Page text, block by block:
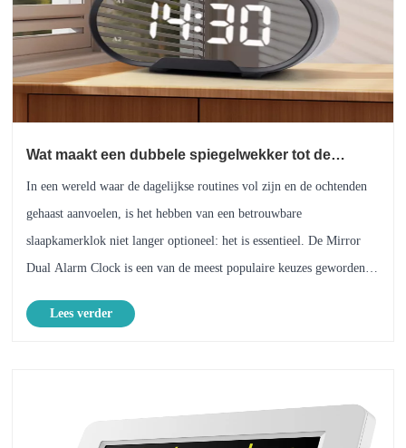
Wat maakt een dubbele spiegelwekker tot de
In een wereld waar de dagelijkse routines vol zijn en de ochtenden
gehaast aanvoelen, is het hebben van een betrouwbare
slaapkamerklok niet langer optioneel: het is essentieel. De Mirror
Dual Alarm Clock is een van de meest populaire keuzes geworden
Lees verder